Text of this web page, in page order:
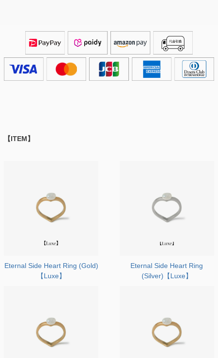
【ITEM】
Eternal Side Heart Ring (Gold)
【Luxe】
Eternal Side Heart Ring
(Silver)【Luxe】